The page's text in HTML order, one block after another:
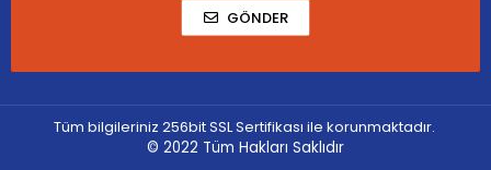
GÖNDER
Tüm bilgileriniz 256bit SSL Sertifikası ile korunmaktadır.
© 2022 Tüm Hakları Saklıdır